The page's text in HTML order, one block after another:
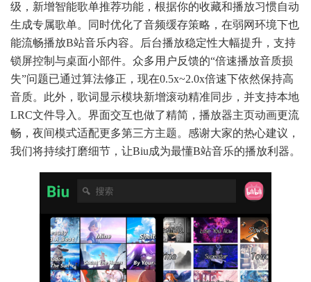
级，新增智能歌单推荐功能，根据你的收藏和播放习惯自动
生成专属歌单。同时优化了音频缓存策略，在弱网环境下也
能流畅播放B站音乐内容。后台播放稳定性大幅提升，支持
锁屏控制与桌面小部件。众多用户反馈的“倍速播放音质损
失”问题已通过算法修正，现在0.5x~2.0x倍速下依然保持高
音质。此外，歌词显示模块新增滚动精准同步，并支持本地
LRC文件导入。界面交互也做了精简，播放器主页动画更流
畅，夜间模式适配更多第三方主题。感谢大家的热心建议，
我们将持续打磨细节，让Biu成为最懂B站音乐的播放利器。